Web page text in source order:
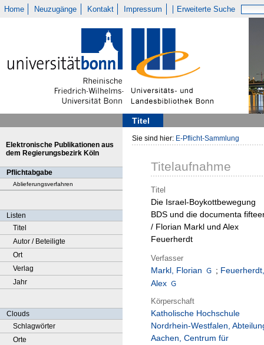
Home Neuzugänge Kontakt Impressum Erweiterte Suche
Titel
Elektronische Publikationen aus
dem Regierungsbezirk Köln
Pflichtabgabe
Ablieferungsverfahren
Listen
Titel
Autor / Beteiligte
Ort
Verlag
Jahr
Clouds
Schlagwörter
Orte
Sie sind hier: E-Pflicht-Sammlung
Titelaufnahme
Titel
Die Israel-Boykottbewegung
BDS und die documenta
/ Florian Markl und Alex
Feuerherdt
Verfasser
Markl, Florian ;
Alex
Körperschaft
Katholische Hochschule
Nordrhein-Westfalen,
Aachen, Centrum für